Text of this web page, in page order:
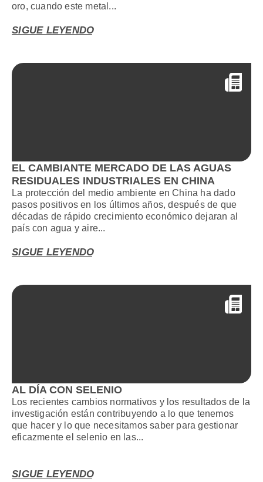
oro, cuando este metal...
SIGUE LEYENDO
EL CAMBIANTE MERCADO DE LAS AGUAS
RESIDUALES INDUSTRIALES EN CHINA
La protección del medio ambiente en China ha dado
pasos positivos en los últimos años, después de que
décadas de rápido crecimiento económico dejaran al
país con agua y aire...
SIGUE LEYENDO
AL DÍA CON SELENIO
Los recientes cambios normativos y los resultados de la
investigación están contribuyendo a lo que tenemos
que hacer y lo que necesitamos saber para gestionar
eficazmente el selenio en las...
SIGUE LEYENDO